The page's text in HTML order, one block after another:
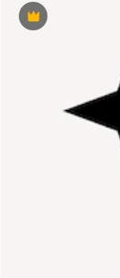
Premie